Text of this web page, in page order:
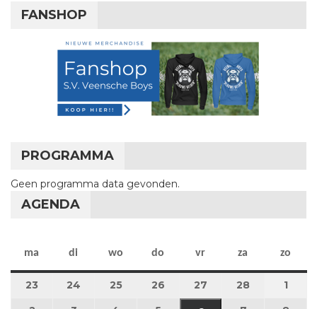
FANSHOP
PROGRAMMA
Geen programma data gevonden.
AGENDA
ma maandag
di dinsdag
wo woensdag
do donderdag
vr vrijdag
za zaterdag
zo
23 23 februari 2026
24 24 februari 2026
2525 februari 2026
26 26 februari 2026
27 27 februari 2026
28 28 februari
11